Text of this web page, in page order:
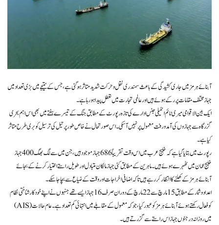
آبنائے ہرمز میں جاری کشیدگی کے باعث سمندری نقل و حرکت شدید متاثر ہو گئی ہے، جس کے نتیجے میں بڑی تعداد میں
جہاز مختلف مقامات پر رکے ہوئے ہیں اور عالمی تجارت میں تعطل پیدا ہو رہا ہے۔
ایک بین الاقوامی میری ٹائم انٹیلی جنس ادارے کی تازہ رپورٹ کے مطابق جنگ کے تیسرے ہفتے میں بھی اس اہم بحری
گزرگاہ سے جہازوں کی آمدورفت معمول پر نہیں آ سکی۔ اس صورتحال نے خاص طور پر تیل کی ترسیل کو بری طرح متاثر
کیا ہے۔
رپورٹ میں بتایا گیا ہے کہ خلیج عرب میں اس وقت تقریباً 686 جہاز موجود ہیں، جن میں سے لگ بھگ 400 جہاز
خلیج عمان میں ٹھہرے ہوئے ہیں۔ ماہرین کے مطابق کئی جہاز مالکان متبادل اور طویل راستے اختیار کرنے کے بجائے
آبنائے ہرمز کے کھلنے کا انتظار کر رہے ہیں تاکہ اضافی اخراجات اور وقت کے ضیاع سے بچا جا سکے۔
اعداد و شمار کے مطابق 15 مارچ سے 22 مارچ کے دوران صرف 16 جہاز ایسے تھے جنہوں نے اپنے خودکار شناختی نظام
(AIS) کو فعال رکھتے ہوئے آبنائے ہرمز کو عبور کیا، جو کہ معمول کے مقابلے میں انتہائی کم تعداد ہے۔ عام حالات
میں روزانہ درجنوں جہاز اس راستے سے گزرتے ہیں۔